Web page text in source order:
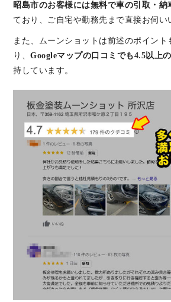
昭島市のお客様には無料で車の引取・納
ており、ご自宅や勤務先まで直接お伺い
また、ムーンショットは前述のポイント
り、 Googleマップの口コミでも4.5以上
持しています。